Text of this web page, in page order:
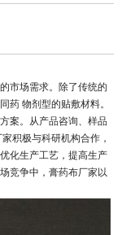
市场需求。除了传统的
药 物剂型的贴敷材料。
案。从产品咨询、样品
积极与科研机构合作，
化生产工艺，提高生产
竞争中，膏药布厂家以